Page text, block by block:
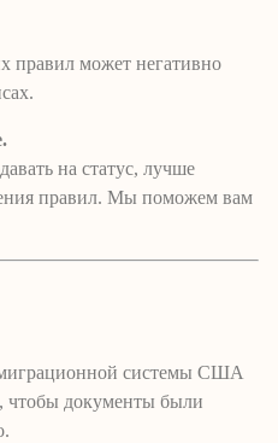
правил может негативно
на статус, лучше
правил. Мы поможем вам
системы США
чтобы документы были